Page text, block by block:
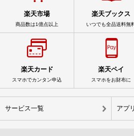
楽天市場
商品数は1億点以上
楽天ブックス
いつでも全品送料無
楽天カード
スマホでカンタン申込
楽天ペイ
スマホをお財布に
サービス一覧 アプ